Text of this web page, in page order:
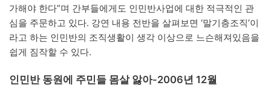
가해야 한다”며 간부들에게도 인민반사업에 대한 적극적인 관
심을 주문하고 있다. 강연 내용 전반을 살펴보면 ‘말기층조직’이
라고 하는 인민반의 조직생활이 생각 이상으로 느슨해져있음을
쉽게 짐작할 수 있다.
인민반 동원에 주민들 몸살 앓아-2006년 12월